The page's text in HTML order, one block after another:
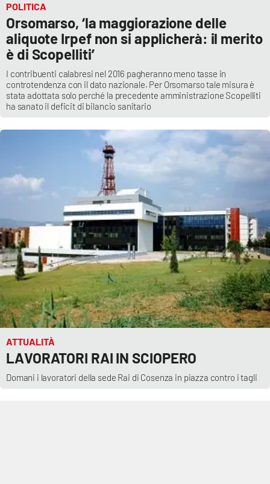
POLITICA
Orsomarso, ‘la maggiorazione delle
aliquote Irpef non si applicherà: il merito
è di Scopelliti’
I contribuenti calabresi nel 2016 pagheranno meno tasse in
controtendenza con il dato nazionale. Per Orsomarso tale misura è
stata adottata solo perché la precedente amministrazione Scopelliti
ha sanato il deficit di bilancio sanitario
ATTUALITÀ
LAVORATORI RAI IN SCIOPERO
Domani i lavoratori della sede Rai di Cosenza in piazza contro i tagli